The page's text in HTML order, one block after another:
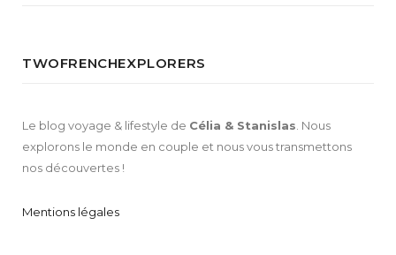
TWOFRENCHEXPLORERS
Le blog voyage & lifestyle de Célia & Stanislas . Nous
explorons le monde en couple et nous vous transmettons
nos découvertes !
Mentions légales